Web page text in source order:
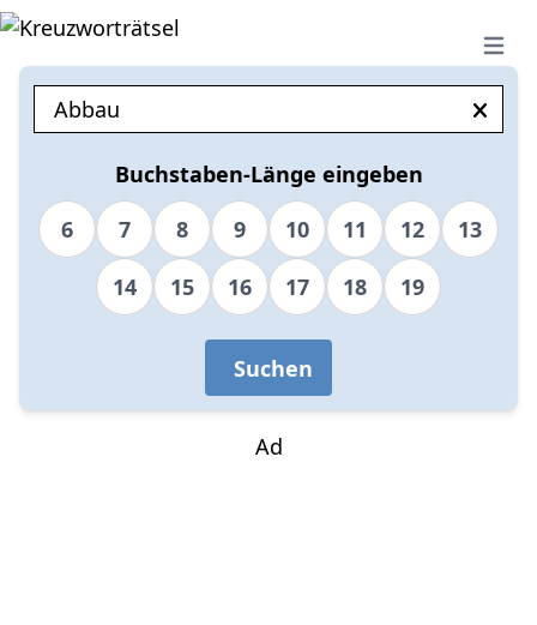
Open
Buchstaben-Länge eingeben
6
7 8 9 10 11 12
13
14
15 16 17 18 19
Suchen
Ad